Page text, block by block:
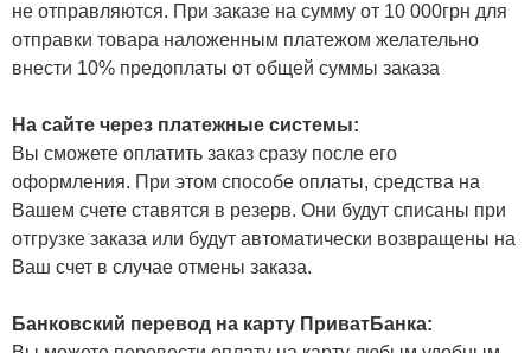
не отправляются. При заказе на сумму от 10 000грн для
отправки товара наложенным платежом желательно
внести 10% предоплаты от общей суммы заказа
На сайте через платежные системы:
Вы сможете оплатить заказ сразу после его
оформления. При этом способе оплаты, средства на
Вашем счете ставятся в резерв. Они будут списаны при
отгрузке заказа или будут автоматически возвращены на
Ваш счет в случае отмены заказа.
Банковский перевод на карту ПриватБанка: